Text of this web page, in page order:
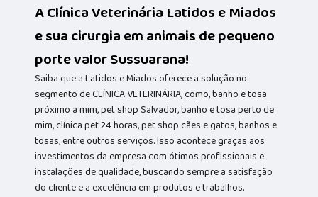
A Clínica Veterinária Latidos e Miados
e sua cirurgia em animais de pequeno
porte valor Sussuarana!
Saiba que a Latidos e Miados oferece a solução no
segmento de CLÍNICA VETERINÁRIA, como, banho e tosa
próximo a mim, pet shop Salvador, banho e tosa perto de
mim, clínica pet 24 horas, pet shop cães e gatos, banhos e
tosas, entre outros serviços. Isso acontece graças aos
investimentos da empresa com ótimos profissionais e
instalações de qualidade, buscando sempre a satisfação
do cliente e a excelência em produtos e trabalhos.